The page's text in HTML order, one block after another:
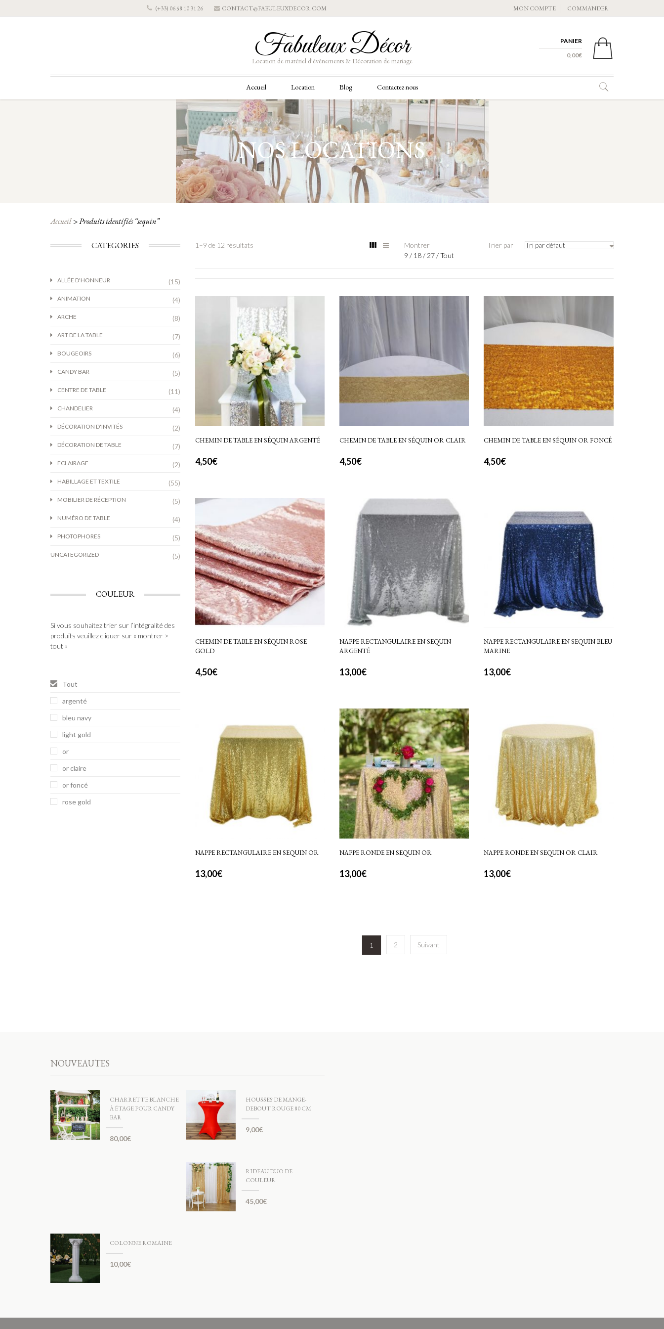
(+33) 06 58 10 31 26 CONTACT@FABULEUXDECOR.COM MON COMPTE COMMANDER
Fabuleux Décor
Location de matériel d'évènements & Décoration de mariage
PANIER
0,00€
Aller
contenu
Accueil Location Blog Contactez nous
NOS LOCATIONS
Accueil>Produits identifiés “sequin”
1–9 de 12 résultats
Montrer
9/ 18/ 27/Tout
Trier par Tri par défaut
CHEMIN DE TABLE EN SÉQUIN ARGENTÉ
4,50€
CHEMIN DE TABLE EN SÉQUIN OR CLAIR
4,50€
CHEMIN DE TABLE EN SÉQUIN OR FONCÉ
4,50€
CHEMIN DE TABLE EN SÉQUIN ROSE
GOLD
4,50€
NAPPE RECTANGULAIRE EN SEQUIN
ARGENTÉ
13,00€
NAPPE RECTANGULAIRE EN SEQUIN BLEU
MARINE
13,00€
NAPPE RECTANGULAIRE EN SEQUIN OR
13,00€
NAPPE RONDE EN SEQUIN OR
13,00€
NAPPE RONDE EN SEQUIN OR CLAIR
13,00€
1 2 Suivant
CATEGORIES
ALLÉE D'HONNEUR (15)
ANIMATION (4)
ARCHE (8)
ART DE LA TABLE (7)
BOUGEOIRS (6)
CANDY BAR (5)
CENTRE DE TABLE (11)
CHANDELIER (4)
DÉCORATION D'INVITÉS (2)
DÉCORATION DE TABLE (7)
ECLAIRAGE (2)
HABILLAGE ET TEXTILE (55)
MOBILIER DE RÉCEPTION (5)
NUMÉRO DE TABLE (4)
PHOTOPHORES (5)
UNCATEGORIZED (5)
COULEUR
Si vous souhaitez trier sur l’intégralité des
produits veuillez cliquer sur « montrer >
tout »
Tout
argenté
bleu navy
light gold
or
or claire
or foncé
rose gold
NOUVEAUTES
CHARRETTE BLANCHE
À ÉTAGE POUR CANDY
BAR
80,00€
HOUSSES DE MANGE-
DEBOUT ROUGE 80 CM
9,00€
RIDEAU DUO DE
COULEUR
45,00€
COLONNE ROMAINE
10,00€